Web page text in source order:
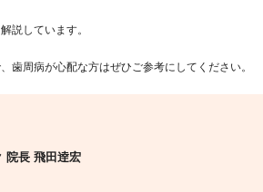
説しています。
歯周病が心配な方はぜひご参考にしてください。
院長 飛田逹宏